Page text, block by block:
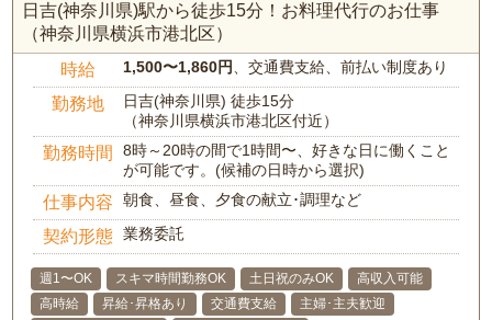
日吉(神奈川県)駅から徒歩15分！お料理代行のお仕事
（神奈川県横浜市港北区）
時給 1,500〜1,860円、交通費支給、前払い制度あり
勤務地
日吉(神奈川県) 徒歩15分
（神奈川県横浜市港北区付近）
勤務時間
8時～20時の間で1時間〜、好きな日に働くこと
が可能です。(候補の日時から選択)
仕事内容 朝食、昼食、夕食の献立･調理など
契約形態 業務委託
週1〜OK スキマ時間勤務OK 土日祝のみOK
高収入可能
高時給
昇給･昇格あり 交通費支給
主婦･主夫歓迎